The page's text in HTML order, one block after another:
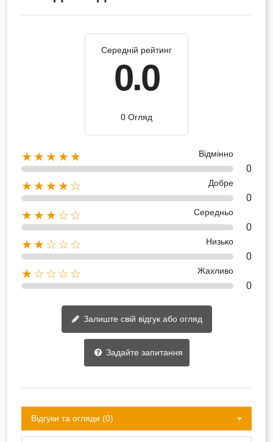
Середній рейтинг
0.0
0 Огляд
★★★★★ Відмінно
0
★★★★☆ Добре
0
★★★☆☆ Середньо
0
★★☆☆☆ Низько
0
★☆☆☆☆ Жахливо
0
Залиште свій відгук або огляд
Задайте запитання
Відгуки та огляди (0)